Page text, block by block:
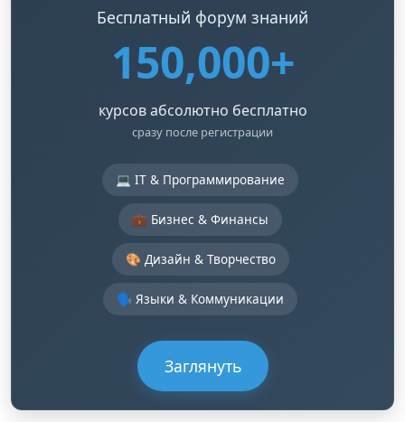
Бесплатный форум знаний
150,000+
курсов абсолютно бесплатно
сразу после регистрации
💻 IT & Программирование
💼 Бизнес & Финансы
🎨 Дизайн & Творчество
🗣️ Языки & Коммуникации
Заглянуть